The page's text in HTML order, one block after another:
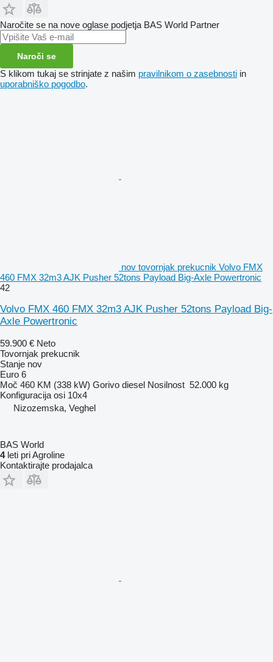
Naročite se na nove oglase podjetja BAS World Partner
Naroči se
S klikom tukaj se strinjate z našim pravilnikom o zasebnosti in
uporabniško pogodbo.
nov tovornjak prekucnik Volvo FMX
460 FMX 32m3 AJK Pusher 52tons Payload Big-Axle Powertronic
42
Volvo FMX 460 FMX 32m3 AJK Pusher 52tons Payload Big-
Axle Powertronic
59.900 € Neto
Tovornjak prekucnik
Stanje nov
Euro 6
Moč 460 KM (338 kW) Gorivo diesel Nosilnost 52.000 kg
Konfiguracija osi 10x4
Nizozemska, Veghel
BAS World
4leti pri Agroline
Kontaktirajte prodajalca